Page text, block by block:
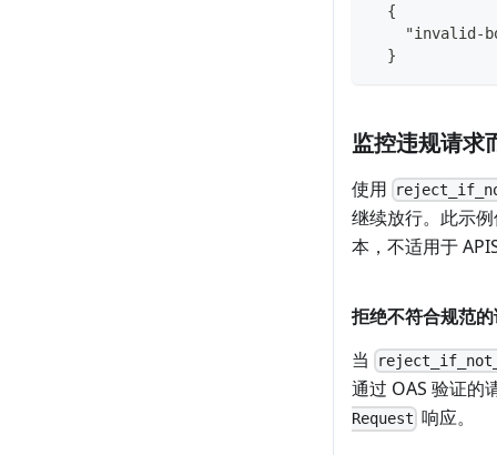
  {
"invalid-
  }
监控违规请求
使用
继续放行。此示
本，不适用于
拒绝不符合规范
当
通过 OAS 验证的
Request 响应。